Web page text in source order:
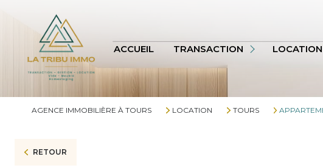
ACCUEIL TRANSACTION
TERRAINS
AUTRES
VOIR TOUS
LOCATION
AGENCE IMMOBILIÈRE À TOURS LOCATION TOURS
RETOUR